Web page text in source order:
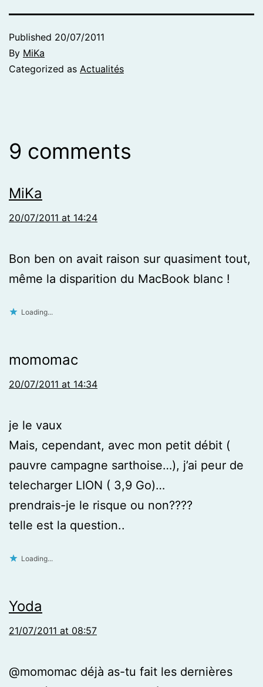
Published 20/07/2011
By MiKa
Categorized as Actualités
9 comments
MiKa
20/07/2011 at 14:24
Bon ben on avait raison sur quasiment tout,
même la disparition du MacBook blanc !
Loading...
momomac
20/07/2011 at 14:34
je le vaux
Mais, cependant, avec mon petit débit (
pauvre campagne sarthoise…), j’ai peur de
telecharger LION ( 3,9 Go)…
prendrais-je le risque ou non????
telle est la question..
Loading...
Yoda
21/07/2011 at 08:57
@momomac déjà as-tu fait les dernières